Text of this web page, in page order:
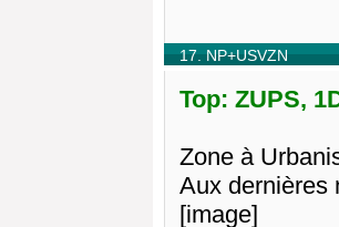
17. NP+USVZN
Top: ZUPS,
Zone à
Aux dernières
[image]